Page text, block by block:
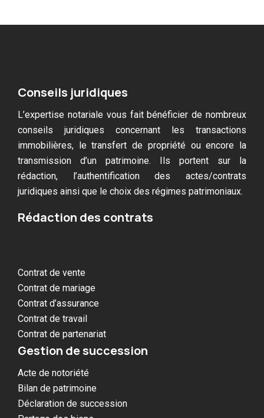
Conseils juridiques
L’expertise notariale vous fait bénéficier de nombreux
conseils juridiques concernant les transactions
immobilières, le transfert de propriété ou encore la
transmission d’un patrimoine. Ils portent sur la
rédaction, l’authentification des actes/contrats
juridiques ainsi que le choix des régimes patrimoniaux.
Rédaction des contrats
Contrat de vente
Contrat de mariage
Contrat d’assurance
Contrat de travail
Contrat de partenariat
Gestion de succession
Acte de notoriété
Bilan de patrimoine
Déclaration de succession